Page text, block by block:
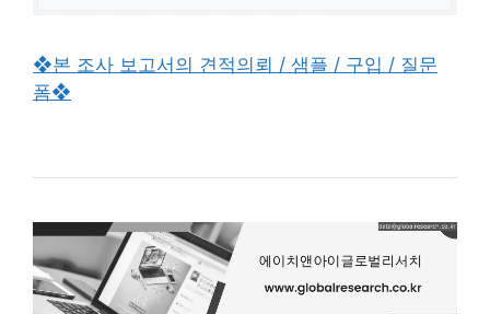
❖본 조사 보고서의 견적의뢰 / 샘플 / 구입 / 질문
폼❖